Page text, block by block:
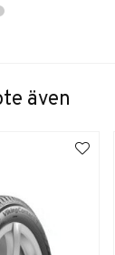
även